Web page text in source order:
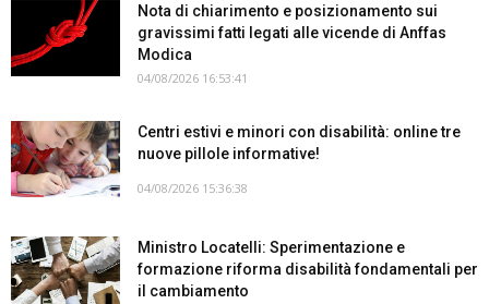
Nota di chiarimento e posizionamento sui
gravissimi fatti legati alle vicende di Anffas
Modica
04/08/2026 16:53:41
Centri estivi e minori con disabilità: online tre
nuove pillole informative!
04/08/2026 15:36:38
Ministro Locatelli: Sperimentazione e
formazione riforma disabilità fondamentali per
il cambiamento